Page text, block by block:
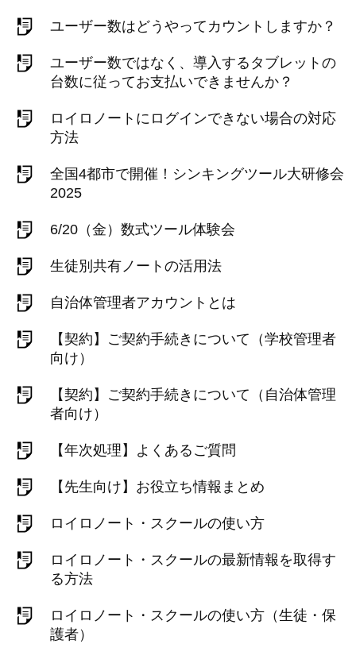
ユーザー数はどうやってカウントしますか？
ユーザー数ではなく、導入するタブレットの
台数に従ってお支払いできませんか？
ロイロノートにログインできない場合の対応
方法
全国4都市で開催！シンキングツール大研修会
2025
6/20（金）数式ツール体験会
生徒別共有ノートの活用法
自治体管理者アカウントとは
【契約】ご契約手続きについて（学校管理者
向け）
【契約】ご契約手続きについて（自治体管理
者向け）
【年次処理】よくあるご質問
【先生向け】お役立ち情報まとめ
ロイロノート・スクールの使い方
ロイロノート・スクールの最新情報を取得す
る方法
ロイロノート・スクールの使い方（生徒・保
護者）